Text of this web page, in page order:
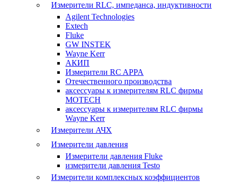
Измерители RLC, импеданса, индуктивности
Agilent Technologies
Extech
Fluke
GW INSTEK
Wayne Kerr
АКИП
Измерители RC APPA
Отечественного производства
аксессуары к измерителям RLC фирмы
MOTECH
аксессуары к измерителям RLC фирмы
Wayne Kerr
Измерители АЧХ
Измерители давления
Измерители давления Fluke
измерители давления Testo
Измерители комплексных коэффициентов